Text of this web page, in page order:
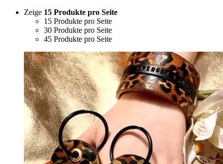
Zeige 15 Produkte pro Seite
15 Produkte pro Seite
30 Produkte pro Seite
45 Produkte pro Seite